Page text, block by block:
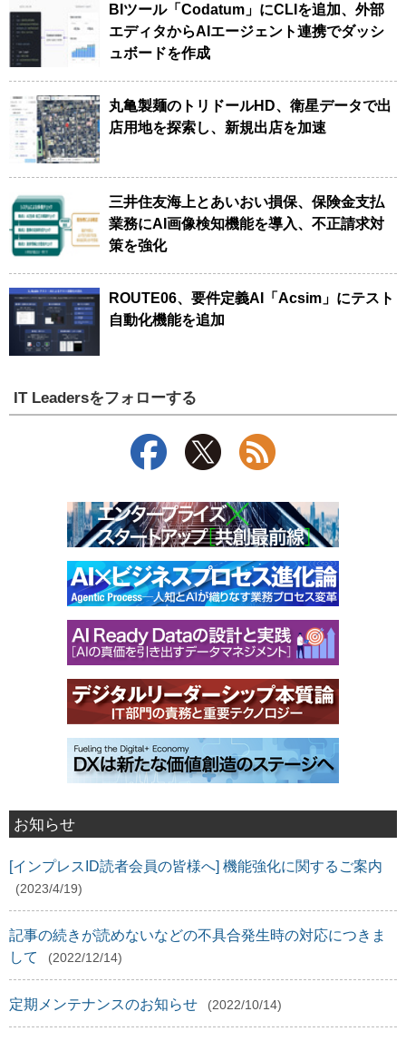
BIツール「Codatum」にCLIを追加、外部
エディタからAIエージェント連携でダッシ
ュボードを作成
丸亀製麺のトリドールHD、衛星データで出
店用地を探索し、新規出店を加速
三井住友海上とあいおい損保、保険金支払
業務にAI画像検知機能を導入、不正請求対
策を強化
ROUTE06、要件定義AI「Acsim」にテスト
自動化機能を追加
IT Leadersをフォローする
お知らせ
[インプレスID読者会員の皆様へ] 機能強化に関するご案内
(2023/4/19)
記事の続きが読めないなどの不具合発生時の対応につきま
して
(2022/12/14)
定期メンテナンスのお知らせ (2022/10/14)